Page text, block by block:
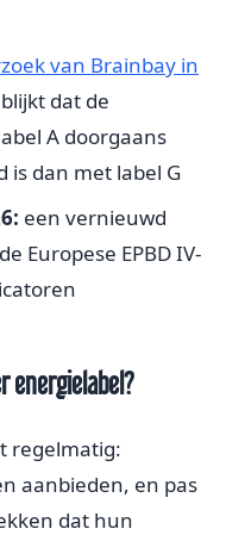
van Brainbay in
blijkt dat de
A doorgaans
is dan met label G
een vernieuwd
Europese EPBD IV-
energielabel?
regelmatig:
aanbieden, en pas
dat hun